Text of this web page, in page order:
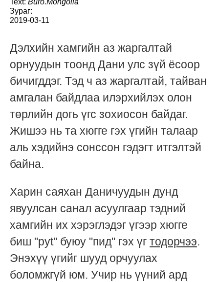
Text: Buro.Mongolia
Зураг:
2019-03-11
Дэлхийн хамгийн аз жаргалтай
орнуудын тоонд Дани улс зүй ёсоор
бичигддэг. Тэд ч аз жаргалтай, тайван
амгалан байдлаа илэрхийлэх олон
төрлийн догь үгс зохиосон байдаг.
Жишээ нь та хюгге гэх үгийн талаар
аль хэдийнэ сонссон гэдэгт итгэлтэй
байна.
Харин саяхан Даничуудын дунд
явуулсан санал асуулгаар тэдний
хамгийн их хэрэглэдэг үгээр хюгге
биш "pyt" буюу "пид" гэх үг тодорчээ.
Энэхүү үгийг шууд орчуулах
боломжгүй юм. Учир нь үүний ард